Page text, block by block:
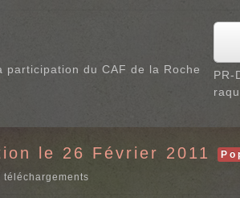
PR-
du CAF de la Roche
le 26 Février 2011
téléchargements